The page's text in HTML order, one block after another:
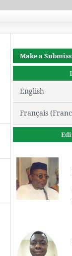
Make a
English
Français